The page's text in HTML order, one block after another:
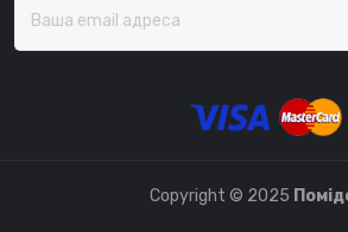
Copyright © 2025